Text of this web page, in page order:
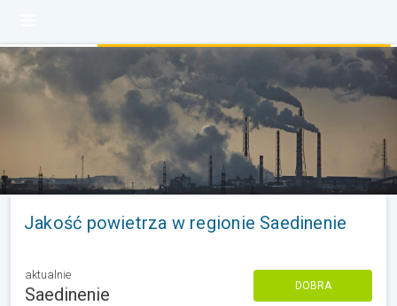
Jakość powietrza w regionie Saedinenie
aktualnie
Saedinenie DOBRA